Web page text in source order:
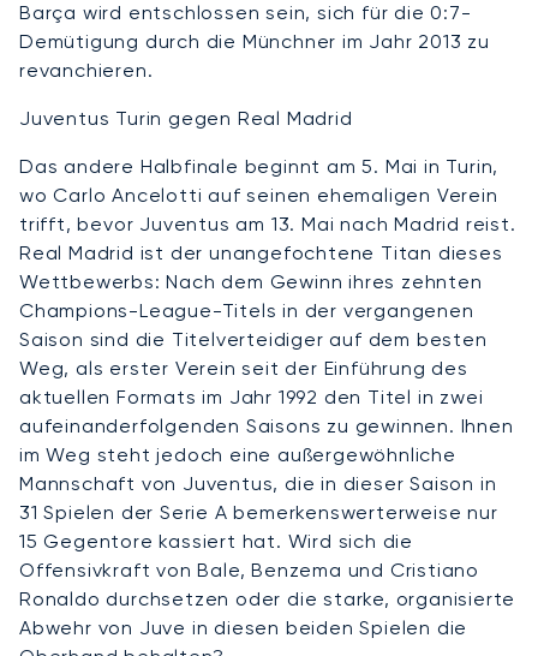
Barça wird entschlossen sein, sich für die 0:7-
Demütigung durch die Münchner im Jahr 2013 zu
revanchieren.
Juventus Turin gegen Real Madrid
Das andere Halbfinale beginnt am 5. Mai in Turin,
wo Carlo Ancelotti auf seinen ehemaligen Verein
trifft, bevor Juventus am 13. Mai nach Madrid reist.
Real Madrid ist der unangefochtene Titan dieses
Wettbewerbs: Nach dem Gewinn ihres zehnten
Champions-League-Titels in der vergangenen
Saison sind die Titelverteidiger auf dem besten
Weg, als erster Verein seit der Einführung des
aktuellen Formats im Jahr 1992 den Titel in zwei
aufeinanderfolgenden Saisons zu gewinnen. Ihnen
im Weg steht jedoch eine außergewöhnliche
Mannschaft von Juventus, die in dieser Saison in
31 Spielen der Serie A bemerkenswerterweise nur
15 Gegentore kassiert hat. Wird sich die
Offensivkraft von Bale, Benzema und Cristiano
Ronaldo durchsetzen oder die starke, organisierte
Abwehr von Juve in diesen beiden Spielen die